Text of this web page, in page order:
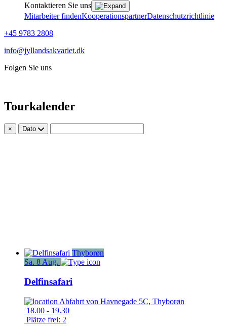
Kontaktieren Sie uns
Mitarbeiter findenKooperationspartnerDatenschutzrichtlinie
+45 9783 2808
info@jyllandsakvariet.dk
Folgen Sie uns
Tourkalender
× Dato
Thyborøn
Sa. 8 Aug.
Delfinsafari
Abfahrt von Havnegade 5C, Thyborøn
18.00 - 19.30
Plätze frei: 2